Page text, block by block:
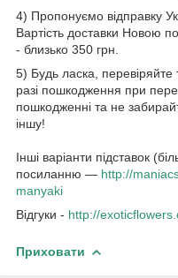
4) Пропонуємо відправку
Вартість доставки Новою
- близько 350 грн.
5) Будь ласка,
разі пошкодження при
пошкодженні та не
іншу!
Інші варіанти підставок
посиланню — http://
manyaki​
Відгуки - http://
Приховати